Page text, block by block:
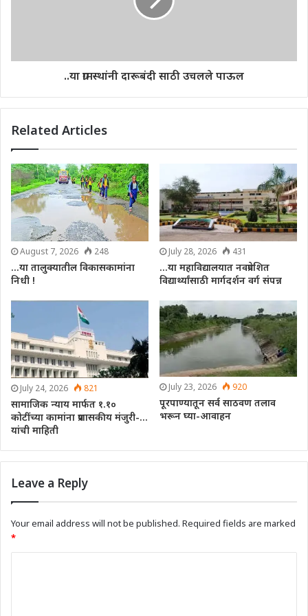
..या ग्रामस्थांनी दारूबंदी साठी उचलले पाऊल
Related Articles
August 7, 2026 248
…या तालुक्यातील विकासकामांना
निधी !
July 28, 2026 431
…या महाविद्यालयात नवप्रवेशित
विद्यार्थ्यांसाठी मार्गदर्शन वर्ग संपन्न
July 24, 2026 821
सामाजिक न्याय मार्फत १.१०
कोटींच्या कामांना प्रशासकीय मंजुरी-…
यांची माहिती
July 23, 2026 920
पूरपाण्यातून सर्व साठवण तलाव
भरून घ्या-आवाहन
Leave a Reply
Your email address will not be published. Required fields are marked
*